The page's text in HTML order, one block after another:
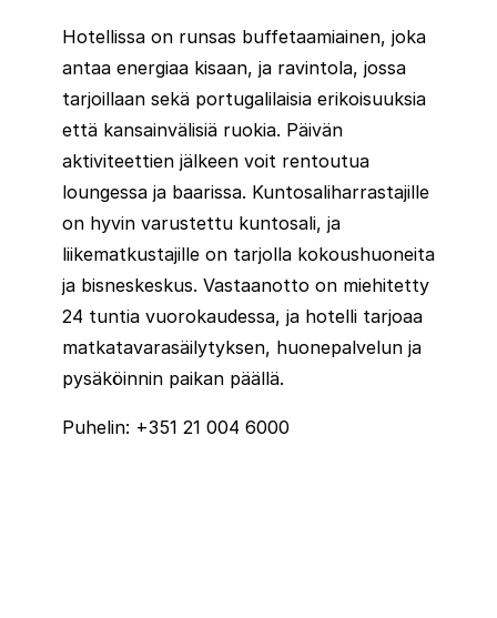
Hotellissa on runsas buffetaamiainen, joka
antaa energiaa kisaan, ja ravintola, jossa
tarjoillaan sekä portugalilaisia erikoisuuksia
että kansainvälisiä ruokia. Päivän
aktiviteettien jälkeen voit rentoutua
loungessa ja baarissa. Kuntosaliharrastajille
on hyvin varustettu kuntosali, ja
liikematkustajille on tarjolla kokoushuoneita
ja bisneskeskus. Vastaanotto on miehitetty
24 tuntia vuorokaudessa, ja hotelli tarjoaa
matkatavarasäilytyksen, huonepalvelun ja
pysäköinnin paikan päällä.
Puhelin: +351 21 004 6000